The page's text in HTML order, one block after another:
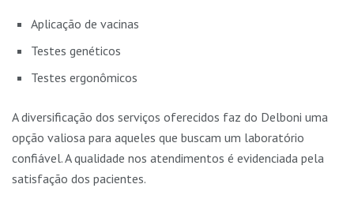
Aplicação de vacinas
Testes genéticos
Testes ergonômicos
A diversificação dos serviços oferecidos faz do Delboni uma
opção valiosa para aqueles que buscam um laboratório
confiável. A qualidade nos atendimentos é evidenciada pela
satisfação dos pacientes.